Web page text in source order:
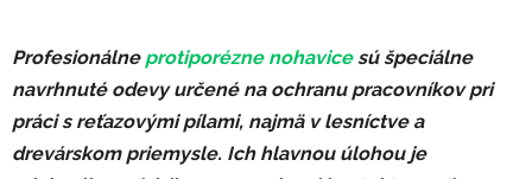
Profesionálne protiporézne nohavicesú špeciálne
navrhnuté odevy určené na ochranu pracovníkov pri
práci s reťazovými pílami, najmä v lesníctve a
drevárskom priemysle. Ich hlavnou úlohou je